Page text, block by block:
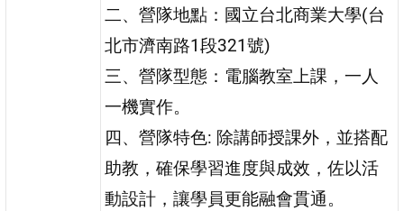
二、營隊地點：國立台北商業大學(台
北市濟南路1段321號)
三、營隊型態：電腦教室上課，一人
一機實作。
四、營隊特色: 除講師授課外，並搭配
助教，確保學習進度與成效，佐以活
動設計，讓學員更能融會貫通。